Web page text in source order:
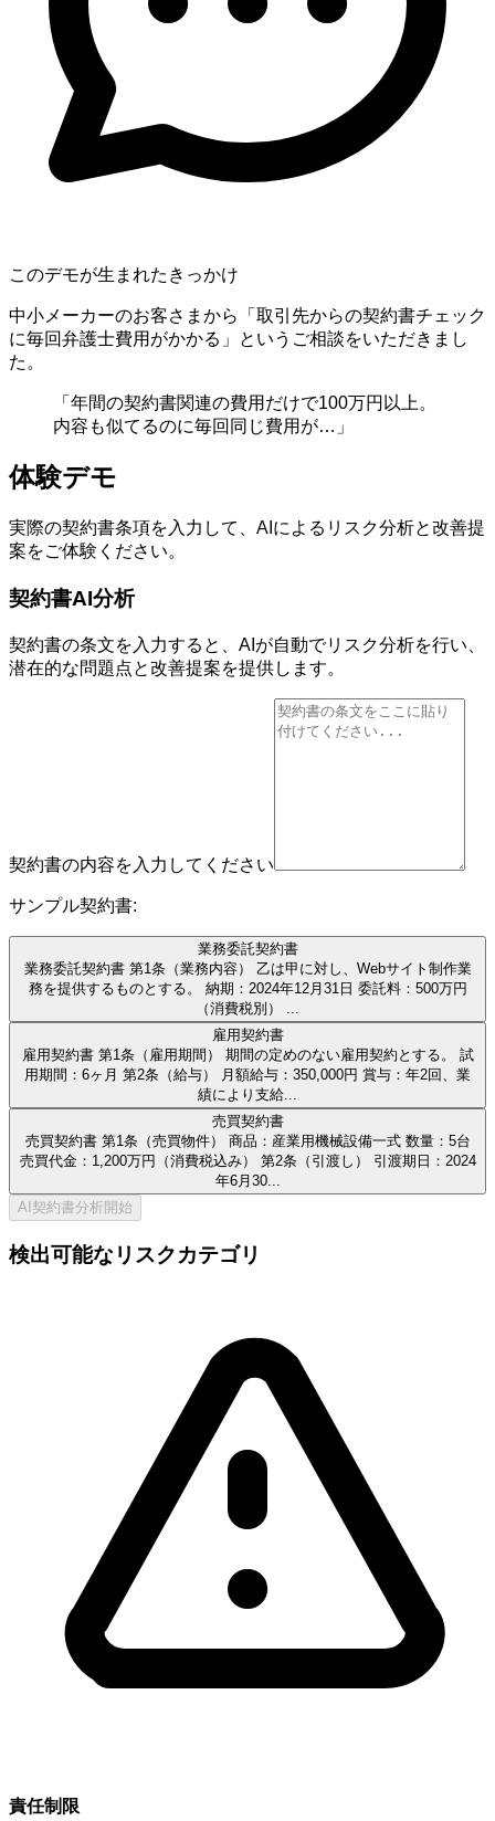
このデモが生まれたきっかけ
中小メーカーのお客さまから「取引先からの契約書チェック
に毎回弁護士費用がかかる」というご相談をいただきまし
た。
「年間の契約書関連の費用だけで100万円以上。
内容も似てるのに毎回同じ費用が…」
体験デモ
実際の契約書条項を入力して、AIによるリスク分析と改善提
案をご体験ください。
契約書AI分析
契約書の条文を入力すると、AIが自動でリスク分析を行い、
潜在的な問題点と改善提案を提供します。
契約書の内容を入力してください
サンプル契約書:
業務委託契約書
業務委託契約書 第1条（業務内容） 乙は甲に対し、Webサイト制作業
務を提供するものとする。 納期：2024年12月31日 委託料：500万円
（消費税別）
雇用契約書
雇用契約書 第1条（雇用期間） 期間の定めのない雇用契約とする。 試
用期間：6ヶ月 第2条（給与） 月額給与：350,000円 賞与：年2回、業
績により支給
売買契約書
売買契約書 第1条（売買物件） 商品：産業用機械設備一式 数量：5台
売買代金：1,200万円（消費税込み） 第2条（引渡し） 引渡期日：2024
年6月30...
AI契約書分析開始
検出可能なリスクカテゴリ
責任制限